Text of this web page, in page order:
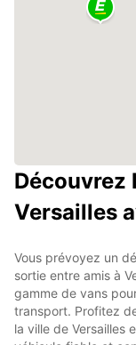
Découvrez
Versailles
Vous prévoyez un
sortie entre amis à
gamme de vans
transport. Profitez
la ville de Versailles